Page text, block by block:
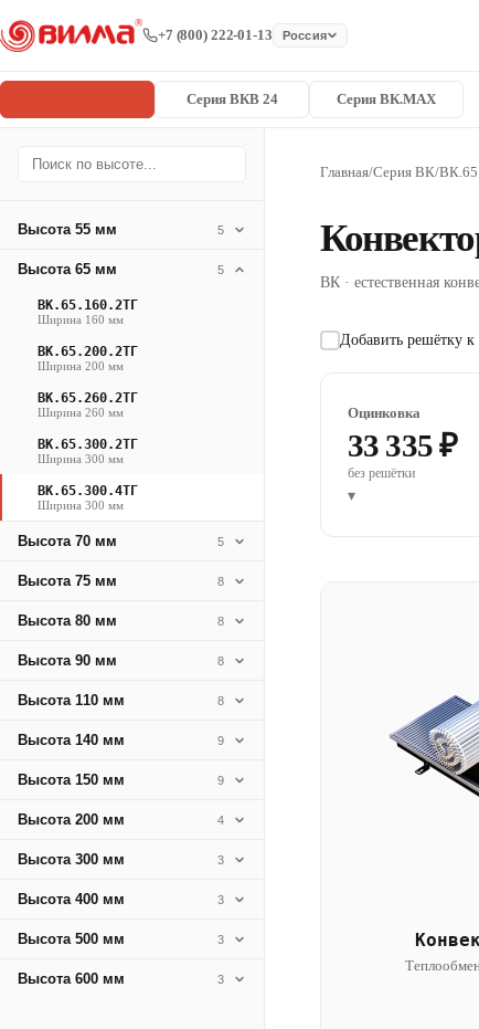
+7 (800) 222-01-13 Россия
Серия ВКВ 24 Серия ВК.MAX
Высота 55 мм 5
Высота 65 мм 5
ВК.65.160.2ТГ
Ширина 160 мм
ВК.65.200.2ТГ
Ширина 200 мм
ВК.65.260.2ТГ
Ширина 260 мм
ВК.65.300.2ТГ
Ширина 300 мм
ВК.65.300.4ТГ
Ширина 300 мм
Высота 70 мм 5
Высота 75 мм 8
Высота 80 мм 8
Высота 90 мм 8
Высота 110 мм 8
Высота 140 мм 9
Высота 150 мм 9
Высота 200 мм 4
Высота 300 мм 3
Высота 400 мм 3
Высота 500 мм 3
Высота 600 мм 3
Главная/Серия ВК/
ВК · естественная
Добавить решётку к
Оцинковка
33 335 ₽
без решётки
▾